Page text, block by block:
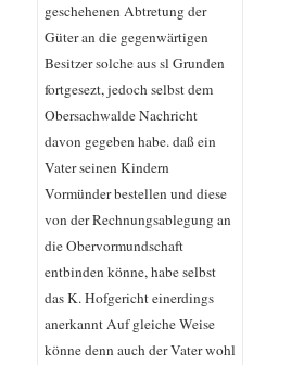
geschehenen Abtretung der
Güter an die gegenwärtigen
Besitzer solche aus sl Grunden
fortgesezt, jedoch selbst dem
Obersachwalde Nachricht
davon gegeben habe. daß ein
Vater seinen Kindern
Vormünder bestellen und diese
von der Rechnungsablegung an
die Obervormundschaft
entbinden könne, habe selbst
das K. Hofgericht einerdings
anerkannt Auf gleiche Weise
könne denn auch der Vater wohl